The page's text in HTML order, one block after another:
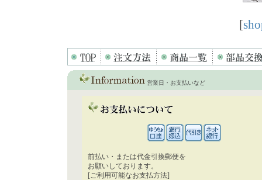
[
営業日・お支払いなど
前払い・または代金引換郵便を
お願いしております。
[ご利用可能なお支払方法]